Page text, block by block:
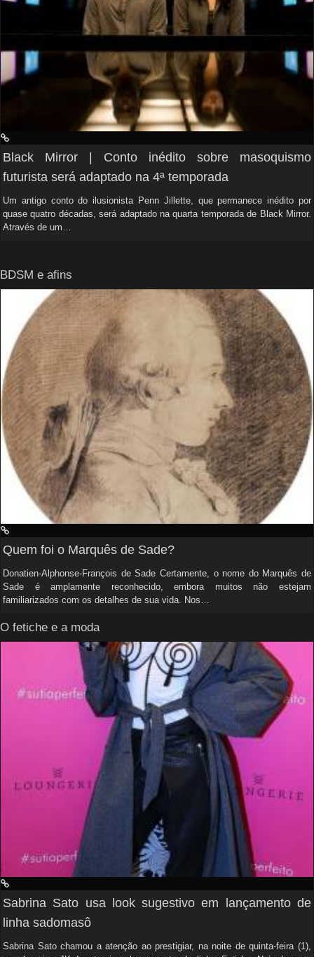
Black Mirror | Conto inédito sobre masoquismo
futurista será adaptado na 4ª temporada
Um antigo conto do ilusionista Penn Jillette, que permanece inédito por
quase quatro décadas, será adaptado na quarta temporada de Black Mirror.
Através de um…
BDSM e afins
Quem foi o Marquês de Sade?
Donatien-Alphonse-François de Sade Certamente, o nome do Marquês de
Sade é amplamente reconhecido, embora muitos não estejam
familiarizados com os detalhes de sua vida. Nos…
O fetiche e a moda
Sabrina Sato usa look sugestivo em lançamento de
linha sadomasô
Sabrina Sato chamou a atenção ao prestigiar, na noite de quinta-feira (1),